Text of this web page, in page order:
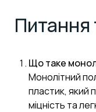
Питання
Що таке
Монолітний
пластик, який
міцність та